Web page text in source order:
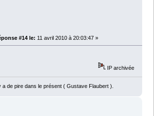
#14 le: 11 avril 2010 à 20:03:47 »
IP archivée
a de pire dans le présent ( Gustave Flaubert ).